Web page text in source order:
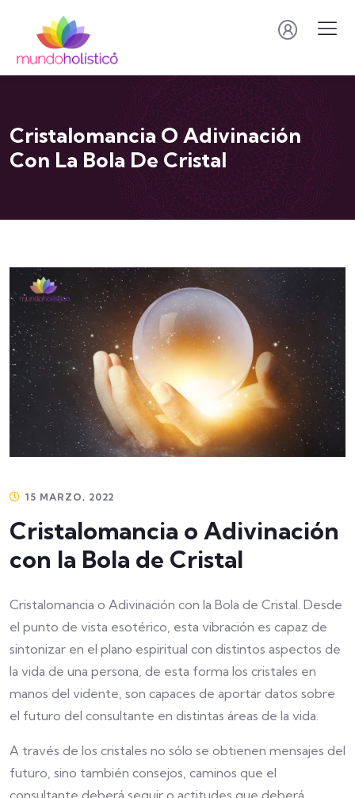
Cristalomancia O Adivinación
Con La Bola De Cristal
15 MARZO, 2022
Cristalomancia o Adivinación
con la Bola de Cristal
Cristalomancia o Adivinación con la Bola de Cristal. Desde
el punto de vista esotérico, esta vibración es capaz de
sintonizar en el plano espiritual con distintos aspectos de
la vida de una persona, de esta forma los cristales en
manos del vidente, son capaces de aportar datos sobre
el futuro del consultante en distintas áreas de la vida.
A través de los cristales no sólo se obtienen mensajes del
futuro, sino también consejos, caminos que el